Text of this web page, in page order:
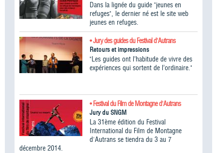
Dans la lignée du guide "jeunes en
refuges", le dernier né est le site web
jeunes en refuges.
• Jury des guides du Festival d'Autrans
Retours et impressions
"Les guides ont l’habitude de vivre des
expériences qui sortent de l’ordinaire."
• Festival du Film de Montagne d'Autrans
Jury du SNGM
La 31ème édition du Festival
International du Film de Montagne
d'Autrans se tiendra du 3 au 7
décembre 2014.